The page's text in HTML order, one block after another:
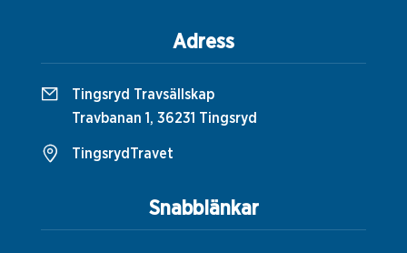
Snabblänkar
Adress
Tingsryd Travsällskap
Travbanan 1, 36231 Tingsryd
TingsrydTravet